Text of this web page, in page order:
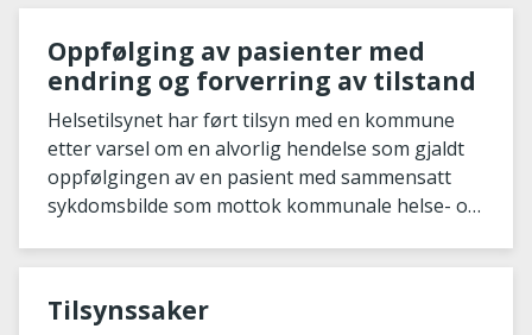
Oppfølging av pasienter med
endring og forverring av tilstand
Helsetilsynet har ført tilsyn med en kommune
etter varsel om en alvorlig hendelse som gjaldt
oppfølgingen av en pasient med sammensatt
sykdomsbilde som mottok kommunale helse- og
Tilsynssaker